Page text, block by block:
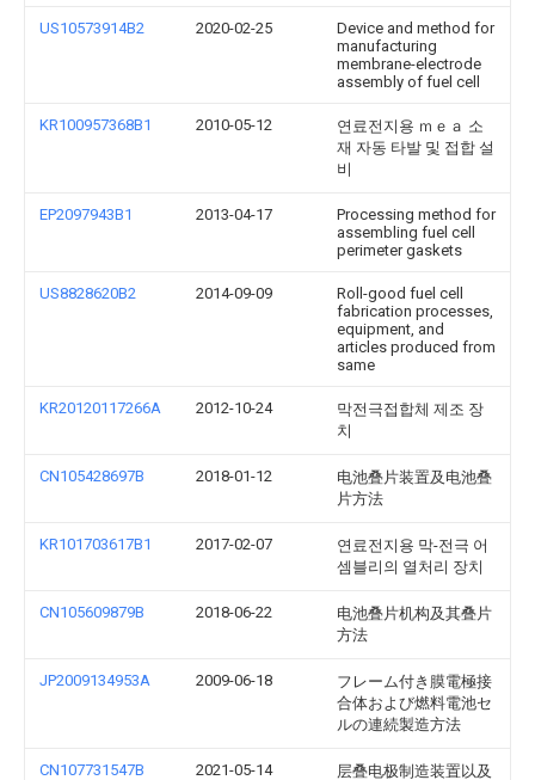
US10573914B2 2020-02-25
Device and method for
manufacturing
membrane-electrode
assembly of fuel cell
KR100957368B1 2010-05-12
연료전지용 ｍｅａ 소
재 자동 타발 및 접합 설
비
EP2097943B1 2013-04-17
Processing method for
assembling fuel cell
perimeter gaskets
US8828620B2 2014-09-09
Roll-good fuel cell
fabrication processes,
equipment, and
articles produced from
same
KR20120117266A 2012-10-24
막전극접합체 제조 장
치
CN105428697B 2018-01-12
电池叠片装置及电池叠
片方法
KR101703617B1 2017-02-07
연료전지용 막-전극 어
셈블리의 열처리 장치
CN105609879B 2018-06-22
电池叠片机构及其叠片
方法
JP2009134953A 2009-06-18
フレーム付き膜電極接
合体および燃料電池セ
ルの連続製造方法
CN107731547B 2021-05-14 层叠电极制造装置以及